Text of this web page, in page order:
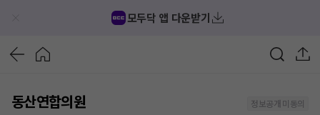
모두닥 앱 다운받기
동산연합의원
정보공개 미동의